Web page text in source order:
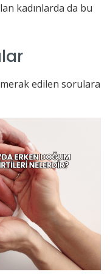
kadınlarda da bu
edilen sorulara